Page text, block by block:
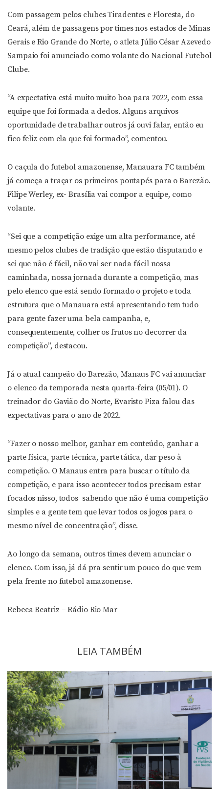
Com passagem pelos clubes Tiradentes e Floresta, do
Ceará, além de passagens por times nos estados de Minas
Gerais e Rio Grande do Norte, o atleta Júlio César Azevedo
Sampaio foi anunciado como volante do Nacional Futebol
Clube.
“A expectativa está muito muito boa para 2022, com essa
equipe que foi formada a dedos. Alguns arquivos
oportunidade de trabalhar outros já ouvi falar, então eu
fico feliz com ela que foi formado”, comentou.
O caçula do futebol amazonense, Manauara FC também
já começa a traçar os primeiros pontapés para o Barezão.
Filipe Werley, ex- Brasília vai compor a equipe, como
volante.
“Sei que a competição exige um alta performance, até
mesmo pelos clubes de tradição que estão disputando e
sei que não é fácil, não vai ser nada fácil nossa
caminhada, nossa jornada durante a competição, mas
pelo elenco que está sendo formado o projeto e toda
estrutura que o Manauara está apresentando tem tudo
para gente fazer uma bela campanha, e,
consequentemente, colher os frutos no decorrer da
competição”, destacou.
Já o atual campeão do Barezão, Manaus FC vai anunciar
o elenco da temporada nesta quarta-feira (05/01). O
treinador do Gavião do Norte, Evaristo Piza falou das
expectativas para o ano de 2022.
“Fazer o nosso melhor, ganhar em conteúdo, ganhar a
parte física, parte técnica, parte tática, dar peso à
competição. O Manaus entra para buscar o título da
competição, e para isso acontecer todos precisam estar
focados nisso, todos sabendo que não é uma competição
simples e a gente tem que levar todos os jogos para o
mesmo nível de concentração”, disse.
Ao longo da semana, outros times devem anunciar o
elenco. Com isso, já dá pra sentir um pouco do que vem
pela frente no futebol amazonense.
Rebeca Beatriz – Rádio Rio Mar
LEIA TAMBÉM